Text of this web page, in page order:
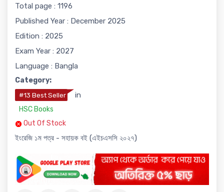
Total page : 1196
Published Year : December 2025
Edition : 2025
Exam Year : 2027
Language : Bangla
Category:
#13 Best Seller in
HSC Books
Out Of Stock
ইংরেজি ১ম পত্র - সহায়ক বই (এইচএসসি ২০২৭)